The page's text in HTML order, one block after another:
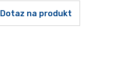
Dotaz na produkt